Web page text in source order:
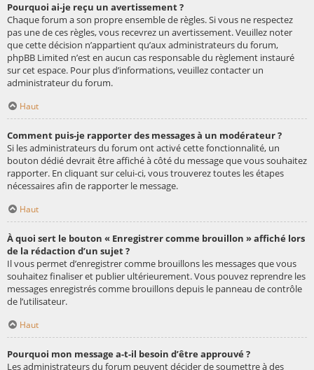
Pourquoi ai-je reçu un avertissement ?
Chaque forum a son propre ensemble de règles. Si vous ne respectez
pas une de ces règles, vous recevrez un avertissement. Veuillez noter
que cette décision n’appartient qu’aux administrateurs du forum,
phpBB Limited n’est en aucun cas responsable du règlement instauré
sur cet espace. Pour plus d’informations, veuillez contacter un
administrateur du forum.
Haut
Comment puis-je rapporter des messages à un modérateur ?
Si les administrateurs du forum ont activé cette fonctionnalité, un
bouton dédié devrait être affiché à côté du message que vous souhaitez
rapporter. En cliquant sur celui-ci, vous trouverez toutes les étapes
nécessaires afin de rapporter le message.
Haut
À quoi sert le bouton « Enregistrer comme brouillon » affiché lors
de la rédaction d’un sujet ?
Il vous permet d’enregistrer comme brouillons les messages que vous
souhaitez finaliser et publier ultérieurement. Vous pouvez reprendre les
messages enregistrés comme brouillons depuis le panneau de contrôle
de l’utilisateur.
Haut
Pourquoi mon message a-t-il besoin d’être approuvé ?
Les administrateurs du forum peuvent décider de soumettre à des